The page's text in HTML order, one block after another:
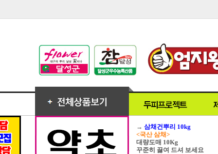
→ 삼채건뿌리 10kg
<국산 삼채>
대량도매 10Kg
꾸준히 끓여 드셔 보세요